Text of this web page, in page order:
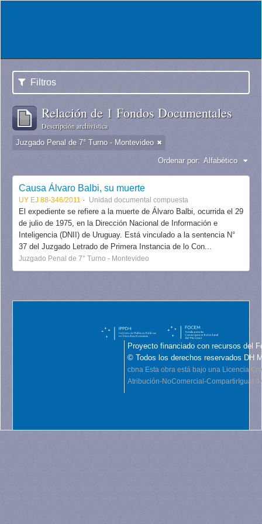
Filtros
Relación de 1 Fondos Documentales
Descripción archivística
Juzgado Penal de 7° Turno - Montevideo
Ordenar por: Alfabético
Causa Álvaro Balbi, su muerte
UY EJ 88-346/2011 Unidad documental compuesta
El expediente se refiere a la muerte de Álvaro Balbi, ocurrida el 29
de julio de 1975, en la Dirección Nacional de Información e
Inteligencia (DNII) de Uruguay. Está vinculado a la sentencia N°
37 del Juzgado Letrado de Primera Instancia de lo Con...
Juzgado Penal de 7° Turno - Montevideo
Proyecto financiado con recursos del
© Todos los derechos reservados DH
cbna Esta obra está bajo una Licencia
Atribución-NoComercial-CompartirIgual